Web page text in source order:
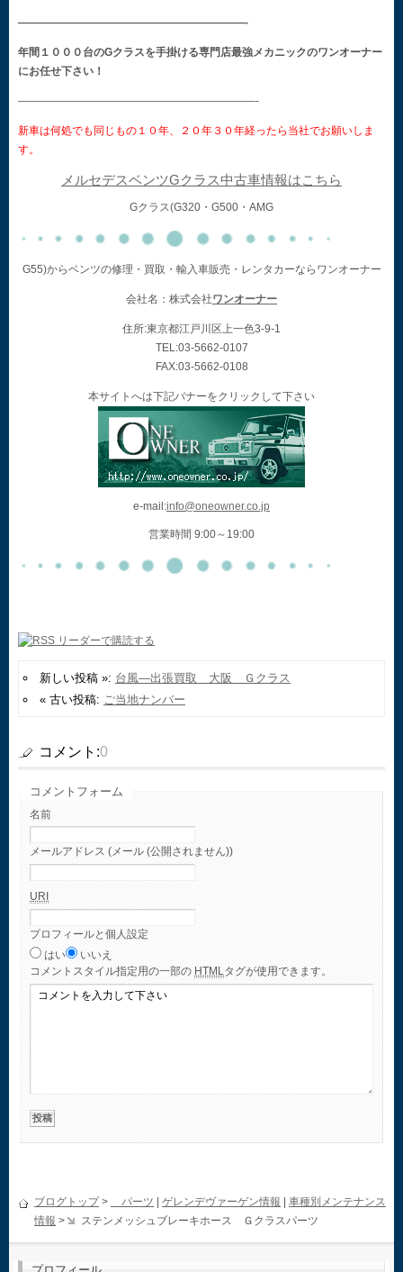
—————————————————————-
年間１０００台のGクラスを手掛ける専門店最強メカニックのワンオーナー
にお任せ下さい！
——————————————————————-
新車は何処でも同じもの１０年、２０年３０年経ったら当社でお願いしま
す。
メルセデスベンツGクラス中古車情報はこちら
Gクラス(G320・G500・AMG
G55)からベンツの修理・買取・輸入車販売・レンタカーならワンオーナー
会社名：株式会社ワンオーナー
住所:東京都江戸川区上一色3-9-1
TEL:03-5662-0107
FAX:03-5662-0108
本サイトへは下記バナーをクリックして下さい
e-mail:info@oneowner.co.jp
営業時間 9:00～19:00
新しい投稿 »: 台風—出張買取 大阪 Ｇクラス
« 古い投稿: ご当地ナンバー
コメント:0
コメントフォーム
名前
メールアドレス (メール (公開されません))
URI
プロフィールと個人設定
はい
いいえ
コメント スタイル指定用の一部の HTMLタグが使用できます。
ブログトップ> パーツ ゲレンデヴァーゲン情報
車種別メンテナンス
情報 > ステンメッシュブレーキホース Ｇクラスパーツ